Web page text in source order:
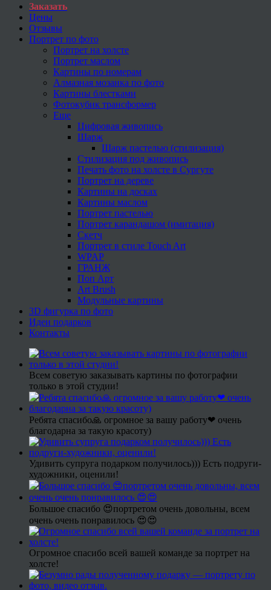
Заказать
Цены
Отзывы
Портрет по фото
Портрет на холсте
Портрет маслом
Картины по номерам
Алмазная мозаика по фото
Картины блестками
Фотокубик трансформер
Еще
Цифровая живопись
Шарж
Шарж пастелью (стилизация)
Стилизация под живопись
Печать фото на холсте в Сургуте
Портрет на дереве
Картины на досках
Картины маслом
Портрет пастелью
Портрет карандашом (имитация)
Скетч
Портрет в стиле Touch Art
WPAP
ГРАНЖ
Поп Арт
Art Brush
Модульные картины
3D фигурка по фото
Идеи подарков
Контакты
Всем советую заказывать картины по фотографии
только в этой студии!
Ребята спасибо🙏 огромное за вашу работу❤ очень
благодарна за такую красоту)
Удивить супруга подарком получилось))) Есть подруги-
художники, оценили!
Большое спасибо 😍портретом очень довольны, всем
очень очень понравилось 😍😍
Огромное спасибо всей вашей команде за портрет на
холсте!